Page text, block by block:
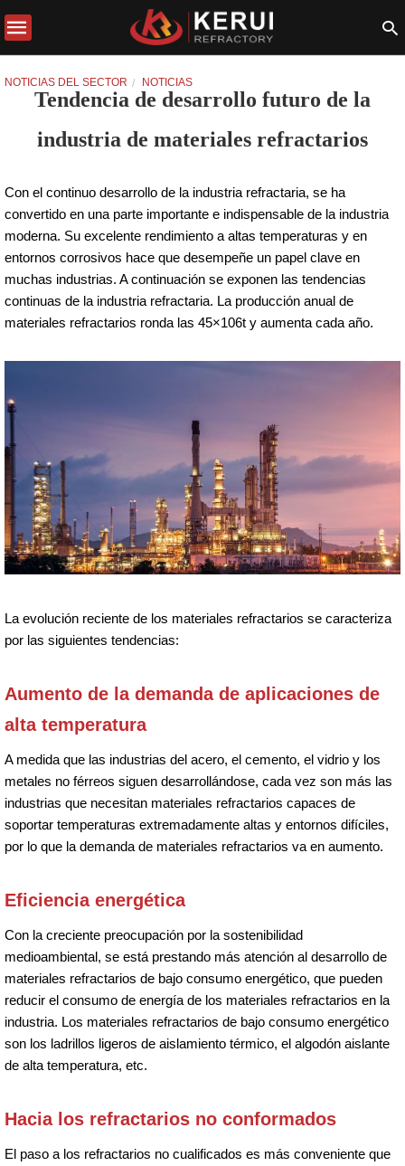
NOTICIAS DEL SECTOR NOTICIAS
Tendencia de desarrollo futuro de la
industria de materiales refractarios
Con el continuo desarrollo de la industria refractaria, se ha
convertido en una parte importante e indispensable de la industria
moderna. Su excelente rendimiento a altas temperaturas y en
entornos corrosivos hace que desempeñe un papel clave en
muchas industrias. A continuación se exponen las tendencias
continuas de la industria refractaria. La producción anual de
materiales refractarios ronda las 45×106t y aumenta cada año.
La evolución reciente de los materiales refractarios se caracteriza
por las siguientes tendencias:
Aumento de la demanda de aplicaciones de
alta temperatura
A medida que las industrias del acero, el cemento, el vidrio y los
metales no férreos siguen desarrollándose, cada vez son más las
industrias que necesitan materiales refractarios capaces de
soportar temperaturas extremadamente altas y entornos difíciles,
por lo que la demanda de materiales refractarios va en aumento.
Eficiencia energética
Con la creciente preocupación por la sostenibilidad
medioambiental, se está prestando más atención al desarrollo de
materiales refractarios de bajo consumo energético, que pueden
reducir el consumo de energía de los materiales refractarios en la
industria. Los materiales refractarios de bajo consumo energético
son los ladrillos ligeros de aislamiento térmico, el algodón aislante
de alta temperatura, etc.
Hacia los refractarios no conformados
El paso a los refractarios no cualificados es más conveniente que